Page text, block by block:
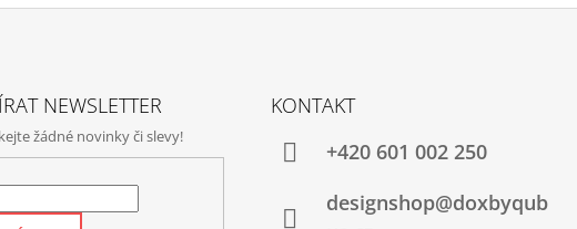
NEWSLETTER
žádné novinky či slevy!
KONTAKT
+420‭ 601 002 250
designshop@doxbyqub